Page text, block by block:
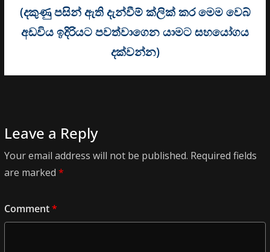
(දකුණු පසින් ඇති දැන්වීම් ක්ලික් කර මෙම වෙබ්
අඩවිය ඉදිරියට පවත්වාගෙන යාමට සහයෝගය
දක්වන්න)
Leave a Reply
Your email address will not be published. Required fields
are marked *
Comment*